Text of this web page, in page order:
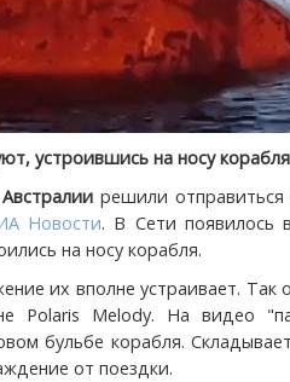
устроившись на носу корабля
решили
Новости. В Сети появилось
на носу корабля.
их вполне устраивает. Так
Polaris Melody. На видео
бульбе корабля.
от поездки.